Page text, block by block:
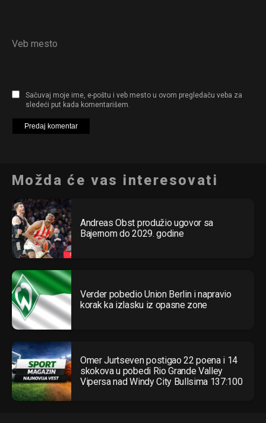
Veb mesto
Sačuvaj moje ime, e-poštu i veb mesto u ovom pregledaču veba za
sledeći put kada komentarišem.
Možda će vas interesovati
Andreas Obst produžio ugovor sa
Bajernom do 2029. godine
Verder pobedio Union Berlin i napravio
korak ka izlasku iz opasne zone
Omer Jurtseven postigao 22 poena i 14
skokova u pobedi Rio Grande Valley
Vipersa nad Windy City Bullsima 137:100